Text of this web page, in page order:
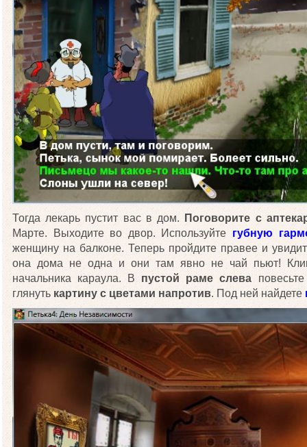
Тогда лекарь пустит вас в дом.
Поговорите с
Марте. Выходите во двор. Используйте губную
женщину на балконе. Теперь пройдите правее и
она дома не одна и они там явно не чай пьют!
начальника караула. В пустой раме слева
глянуть картину с цветами напротив. Под ней найдете